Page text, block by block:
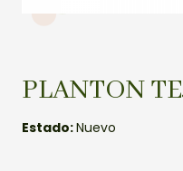
PLANTON
Estado:Nuevo